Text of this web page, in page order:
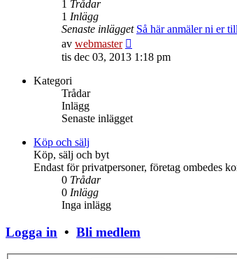
1 Trådar
1 Inlägg
Senaste inlägget Så här anmäler ni er
av webmaster
till
tis dec 03, 2013 1:18 pm
Kategori
Trådar
Inlägg
Senaste inlägget
Köp och sälj
Köp, sälj och byt
Endast för privatpersoner, företag ombedes
0 Trådar
0 Inlägg
Inga inlägg
Logga in • Bli medlem